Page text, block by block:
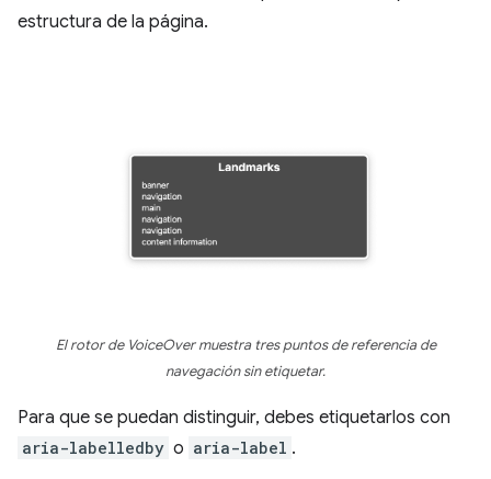
estructura de la página.
El rotor de VoiceOver muestra tres puntos de referencia de
navegación sin etiquetar.
Para que se puedan distinguir, debes etiquetarlos con
aria-labelledby o aria-label .